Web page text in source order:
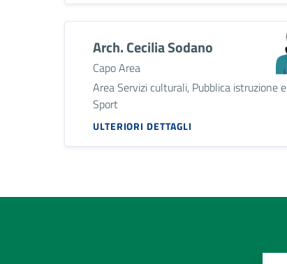
Arch. Cecilia Sodano
Capo Area
Area Servizi culturali, Pubblica istruzione e
Sport
ULTERIORI DETTAGLI